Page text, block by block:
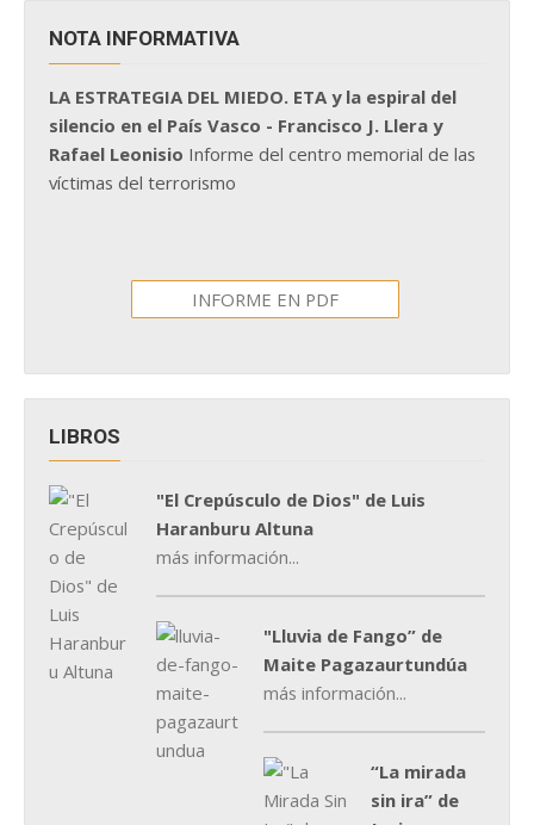
NOTA INFORMATIVA
LA ESTRATEGIA DEL MIEDO. ETA y la espiral del
silencio en el País Vasco - Francisco J. Llera y
Rafael Leonisio Informe del centro memorial de las
víctimas del terrorismo
INFORME EN PDF
LIBROS
"El Crepúsculo de Dios" de Luis
Haranburu Altuna
más información...
"Lluvia de Fango” de
Maite Pagazaurtundúa
más información...
“La mirada
sin ira” de